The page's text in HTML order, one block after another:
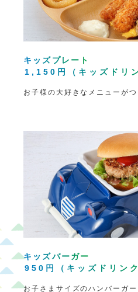
キッズプレート
1,150円（キッズドリ
お子様の大好きなメニューがつ
キッズバーガー
950円（キッズドリン
お子さまサイズのハンバーガー